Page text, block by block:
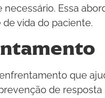
Essa
vida do paciente.
que
de